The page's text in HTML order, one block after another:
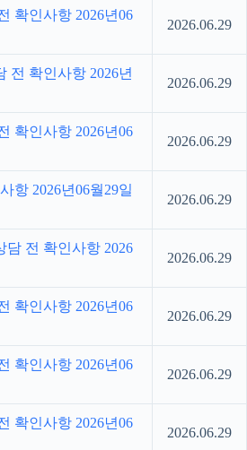
확인사항 2026년06
2026.06.29
전 확인사항 2026년
2026.06.29
확인사항 2026년06
2026.06.29
항 2026년06월29일
2026.06.29
전 확인사항 2026
2026.06.29
확인사항 2026년06
2026.06.29
확인사항 2026년06
2026.06.29
확인사항 2026년06
2026.06.29